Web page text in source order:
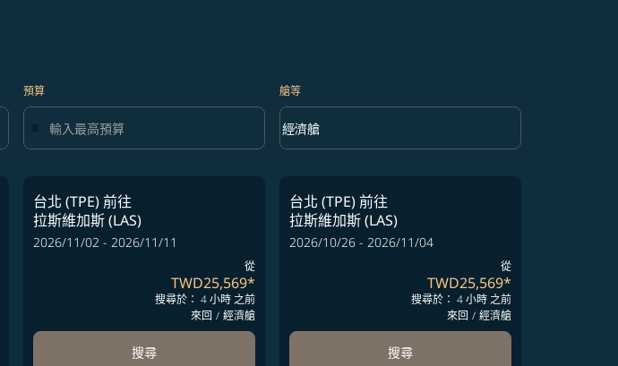
預算 艙等
艙等 option 經濟艙 Selected
經濟艙
keyboard_arrow_down
台北 (TPE)前往
拉斯維加斯 (LAS)
2026/11/02 - 2026/11/11
從
TWD25,569*
搜尋於： 4 小時 之前
來回 / 經濟艙
搜尋
台北 (TPE)前往
拉斯維加斯 (LAS)
2026/10/26 - 2026/11/04
從
TWD25,569*
搜尋於： 4 小時 之前
來回 / 經濟艙
搜尋